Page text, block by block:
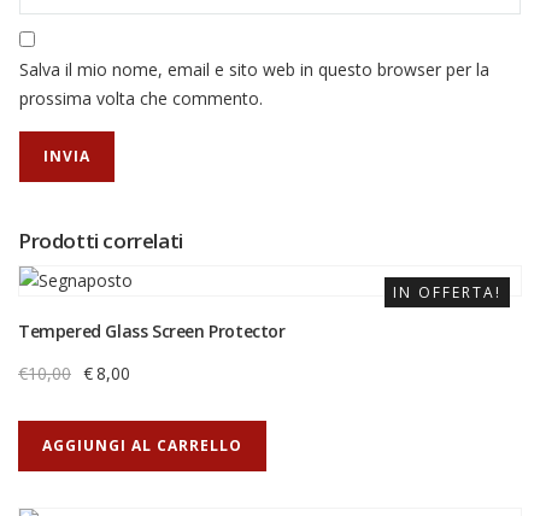
Salva il mio nome, email e sito web in questo browser per la
prossima volta che commento.
Prodotti correlati
IN OFFERTA!
Tempered Glass Screen Protector
€10,00 €8,00
AGGIUNGI AL CARRELLO